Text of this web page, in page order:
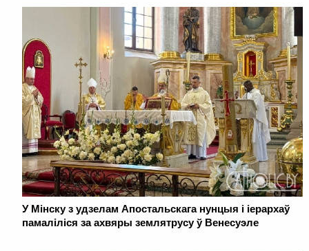
У Мінску з удзелам Апостальскага нунцыя і іерархаў
памаліліся за ахвяры землятрусу ў Венесуэле